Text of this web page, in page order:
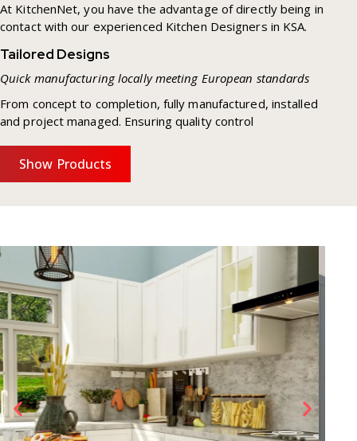
At KitchenNet, you have the advantage of directly being in
contact with our experienced Kitchen Designers in KSA.
Tailored Designs
Quick manufacturing locally meeting European standards
From concept to completion, fully manufactured, installed
and project managed. Ensuring quality control
Show Products